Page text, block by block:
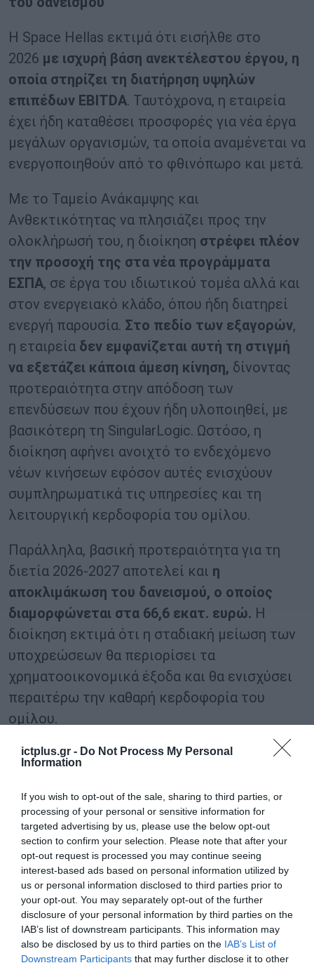
ictplus.gr - Do Not Process My Personal
Information
If you wish to opt-out of the sale, sharing to third parties, or
processing of your personal or sensitive information for
targeted advertising by us, please use the below opt-out
section to confirm your selection. Please note that after your
opt-out request is processed you may continue seeing
interest-based ads based on personal information utilized by
us or personal information disclosed to third parties prior to
your opt-out. You may separately opt-out of the further
disclosure of your personal information by third parties on the
IAB’s list of downstream participants. This information may
also be disclosed by us to third parties on the IAB’s List of
Downstream Participants that may further disclose it to other
Η Space Hellas εκτιμά ότι εισήλθε στο
2026 με ισχυρή βάση ανεκτέλεστου έργου, η
οποία στηρίζει τη διατήρηση υψηλών
επιπέδων EBITDA. Ταυτόχρονα, η εταιρεία
έχει ήδη καταθέσει προσφορές για νέα έργα
μεγάλων οργανισμών, τα οποία αναμένεται να
ενεργοποιηθούν από το φθινόπωρο και μετά.
Με το Ταμείο Ανάκαμψης και
Ανθεκτικότητας να πλησιάζει προς την
ολοκλήρωσή του, η διοίκηση στρέφει πλέον
την προσοχή της στα νέα προγράμματα
ΕΣΠΑ, σε έργα του ιδιωτικού τομέα αλλά και
στον ενεργειακό κλάδο, όπου ήδη διατηρεί
ενεργή παρουσία. Στο πεδίο των εξαγορών,
η εταιρεία δεν εμφανίζεται αυτή τη στιγμή
να εξετάζει κάποια άμεση κίνηση, δίνοντας
προτεραιότητα στην απόδοση των
επενδύσεων που έχουν ήδη υλοποιηθεί, με
βασικότερη τη SingularLogic. Ωστόσο, η
διοίκηση αφήνει ανοιχτό το ενδεχόμενο
νέων κινήσεων εφόσον αυτές ενισχύουν
συμπληρωματικά τις υπηρεσίες και τη
λειτουργική κερδοφορία του ομίλου.
Παράλληλα, βασική προτεραιότητα για τη
διετία 2026-2027 αποτελεί και η
αποκλιμάκωση του δανεισμού, ο οποίος
διαμορφώνεται στα 66,6 εκατ. ευρώ. Η
διοίκηση εκτιμά ότι η σταδιακή μείωση των
υποχρεώσεων θα περιορίσει τα
χρηματοοικονομικά έξοδα και θα ενισχύσει
περαιτέρω την καθαρή κερδοφορία του
ομίλου.
TAGS:
SPACE HELLAS